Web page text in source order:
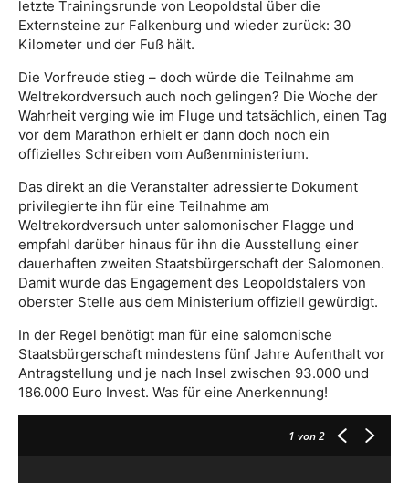
letzte Trainingsrunde von Leopoldstal über die
Externsteine zur Falkenburg und wieder zurück: 30
Kilometer und der Fuß hält.
Die Vorfreude stieg – doch würde die Teilnahme am
Weltrekordversuch auch noch gelingen? Die Woche der
Wahrheit verging wie im Fluge und tatsächlich, einen Tag
vor dem Marathon erhielt er dann doch noch ein
offizielles Schreiben vom Außenministerium.
Das direkt an die Veranstalter adressierte Dokument
privilegierte ihn für eine Teilnahme am
Weltrekordversuch unter salomonischer Flagge und
empfahl darüber hinaus für ihn die Ausstellung einer
dauerhaften zweiten Staatsbürgerschaft der Salomonen.
Damit wurde das Engagement des Leopoldstalers von
oberster Stelle aus dem Ministerium offiziell gewürdigt.
In der Regel benötigt man für eine salomonische
Staatsbürgerschaft mindestens fünf Jahre Aufenthalt vor
Antragstellung und je nach Insel zwischen 93.000 und
186.000 Euro Invest. Was für eine Anerkennung!
1 von 2